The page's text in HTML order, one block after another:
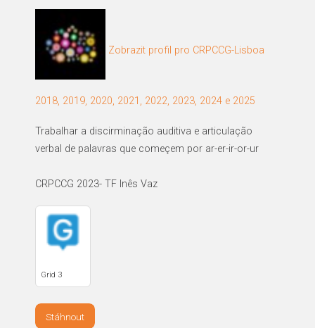
Zobrazit profil pro CRPCCG-Lisboa
2018, 2019, 2020, 2021, 2022, 2023, 2024 e 2025
Trabalhar a discirminação auditiva e articulação
verbal de palavras que começem por ar-er-ir-or-ur
CRPCCG 2023- TF Inês Vaz
Grid 3
Stáhnout